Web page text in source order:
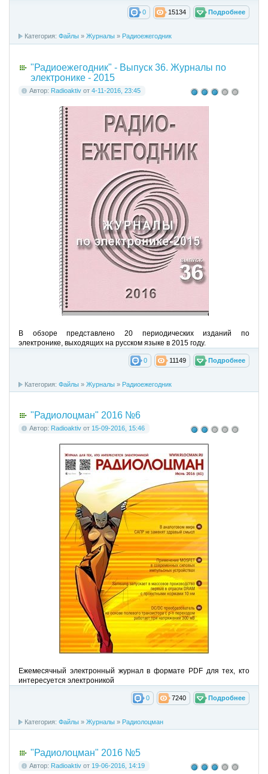
Подробнее
15134
0
Категория: Файлы » Журналы » Радиоежегодник
"Радиоежегодник" - Выпуск 36. Журналы по
электронике - 2015
Автор: Radioaktiv от 4-11-2016, 23:45
В обзоре представлено 20 периодических изданий по
электронике, выходящих на русском языке в 2015 году.
Подробнее
11149
0
Категория: Файлы » Журналы » Радиоежегодник
"Радиолоцман" 2016 №6
Автор: Radioaktiv от 15-09-2016, 15:46
Ежемесячный электронный журнал в формате PDF для тех, кто
интересуется электроникой
Подробнее
7240
0
Категория: Файлы » Журналы » Радиолоцман
"Радиолоцман" 2016 №5
Автор: Radioaktiv от 19-06-2016, 14:19